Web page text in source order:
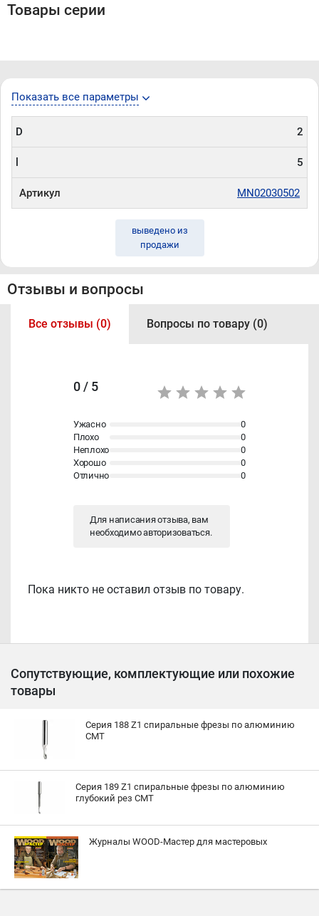
стружки из зоны резания
Товары серии
Показать все параметры
D 2
5
Артикул MN02030502
выведено из
продажи
Отзывы и вопросы
Все отзывы (0) Вопросы по товару (0)
Пока никто не оставил отзыв по товару.
0 / 5
Ужасно
0
Плохо
0
Неплохо
0
Хорошо
0
Отлично
0
Для написания отзыва, вам
необходимоавторизоваться.
Сопутствующие, комплектующие или похожие
товары
Серия 188 Z1 спиральные фрезы по алюминию
CMT
Серия 189 Z1 спиральные фрезы по алюминию
глубокий рез CMT
Журналы WOOD-Мастер для мастеровых